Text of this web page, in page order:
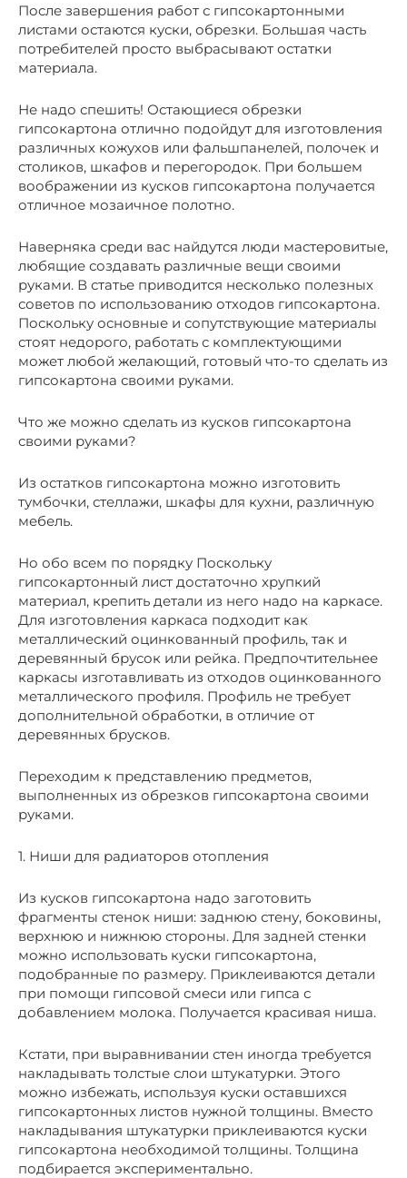
После завершения работ с гипсокартонными
листами остаются куски, обрезки. Большая часть
потребителей просто выбрасывают остатки
материала.
Не надо спешить! Остающиеся обрезки
гипсокартона отлично подойдут для изготовления
различных кожухов или фальшпанелей, полочек и
столиков, шкафов и перегородок. При большем
воображении из кусков гипсокартона получается
отличное мозаичное полотно.
Наверняка среди вас найдутся люди мастеровитые,
любящие создавать различные вещи своими
руками. В статье приводится несколько полезных
советов по использованию отходов гипсокартона.
Поскольку основные и сопутствующие материалы
стоят недорого, работать с комплектующими
может любой желающий, готовый что-то сделать из
гипсокартона своими руками.
Что же можно сделать из кусков гипсокартона
своими руками?
Из остатков гипсокартона можно изготовить
тумбочки, стеллажи, шкафы для кухни, различную
мебель.
Но обо всем по порядку Поскольку
гипсокартонный лист достаточно хрупкий
материал, крепить детали из него надо на каркасе.
Для изготовления каркаса подходит как
металлический оцинкованный профиль, так и
деревянный брусок или рейка. Предпочтительнее
каркасы изготавливать из отходов оцинкованного
металлического профиля. Профиль не требует
дополнительной обработки, в отличие от
деревянных брусков.
Переходим к представлению предметов,
выполненных из обрезков гипсокартона своими
руками.
1. Ниши для радиаторов отопления
Из кусков гипсокартона надо заготовить
фрагменты стенок ниши: заднюю стену, боковины,
верхнюю и нижнюю стороны. Для задней стенки
можно использовать куски гипсокартона,
подобранные по размеру. Приклеиваются детали
при помощи гипсовой смеси или гипса с
добавлением молока. Получается красивая ниша.
Кстати, при выравнивании стен иногда требуется
накладывать толстые слои штукатурки. Этого
можно избежать, используя куски оставшихся
гипсокартонных листов нужной толщины. Вместо
накладывания штукатурки приклеиваются куски
гипсокартона необходимой толщины. Толщина
подбирается экспериментально.